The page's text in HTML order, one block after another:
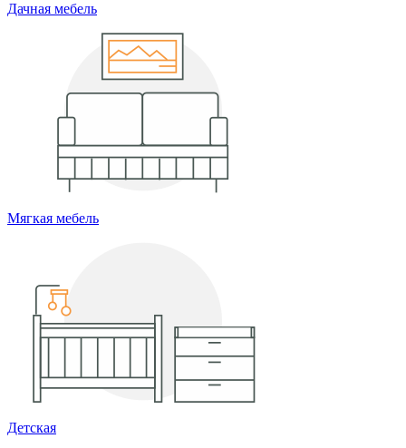
Дачная мебель
Мягкая мебель
Детская